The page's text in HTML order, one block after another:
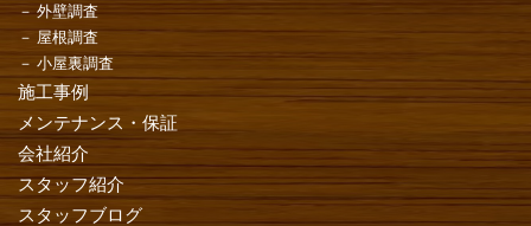
外壁調査
屋根調査
小屋裏調査
施工事例
メンテナンス・保証
会社紹介
スタッフ紹介
スタッフブログ